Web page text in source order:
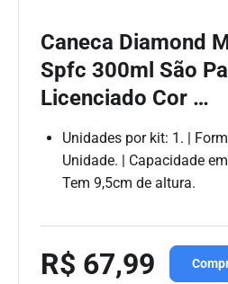
Caneca Diamond
Spfc 300ml São
Licenciado Cor …
Unidades por kit: 1. |
Unidade. | Capacidade
Tem 9,5cm de altura.
R$ 67,99